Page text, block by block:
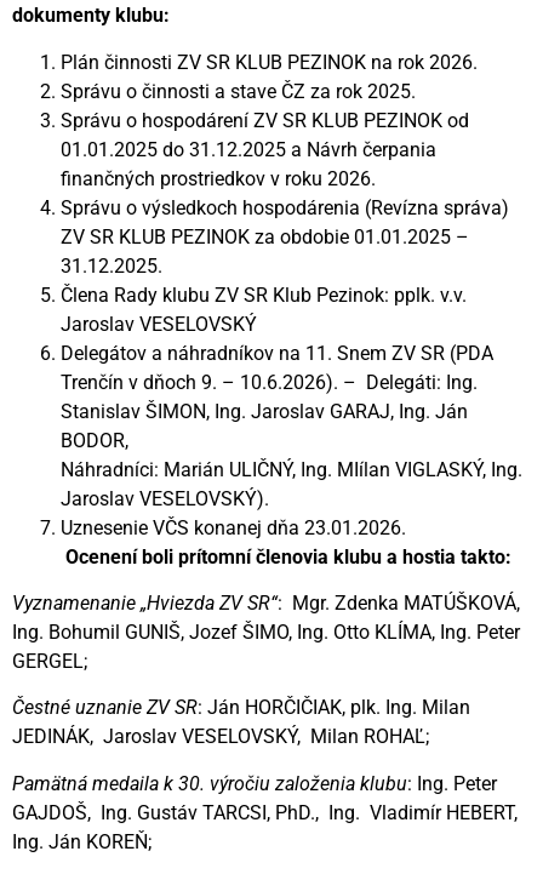
dokumenty klubu:
Plán činnosti ZV SR KLUB PEZINOK na rok 2026.
Správu o činnosti a stave ČZ za rok 2025.
Správu o hospodárení ZV SR KLUB PEZINOK od
01.01.2025 do 31.12.2025 a Návrh čerpania
finančných prostriedkov v roku 2026.
Správu o výsledkoch hospodárenia (Revízna správa)
ZV SR KLUB PEZINOK za obdobie 01.01.2025 –
31.12.2025.
Člena Rady klubu ZV SR Klub Pezinok: pplk. v.v.
Jaroslav VESELOVSKÝ
Delegátov a náhradníkov na 11. Snem ZV SR (PDA
Trenčín v dňoch 9. – 10.6.2026). – Delegáti: Ing.
Stanislav ŠIMON, Ing. Jaroslav GARAJ, Ing. Ján
BODOR,
Náhradníci: Marián ULIČNÝ, Ing. MIílan VIGLASKÝ, Ing.
Jaroslav VESELOVSKÝ).
Uznesenie VČS konanej dňa 23.01.2026.
Ocenení boli prítomní členovia klubu a hostia takto:
Vyznamenanie „Hviezda ZV SR“: Mgr. Zdenka MATÚŠKOVÁ,
Ing. Bohumil GUNIŠ, Jozef ŠIMO, Ing. Otto KLÍMA, Ing. Peter
GERGEL;
Čestné uznanie ZV SR: Ján HORČIČIAK, plk. Ing. Milan
JEDINÁK, Jaroslav VESELOVSKÝ, Milan ROHAĽ;
Pamätná medaila k 30. výročiu založenia klubu: Ing. Peter
GAJDOŠ, Ing. Gustáv TARCSI, PhD., Ing. Vladimír HEBERT,
Ing. Ján KOREŇ;